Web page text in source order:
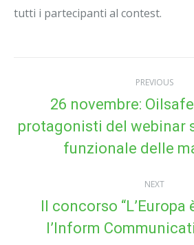
tutti i partecipanti al contest.
navigation
PREVIOUS
post:
26 novembre:
protagonisti del webinar
funzionale delle
NEXT
Next
post:
Il concorso “L’Europa
l’Inform